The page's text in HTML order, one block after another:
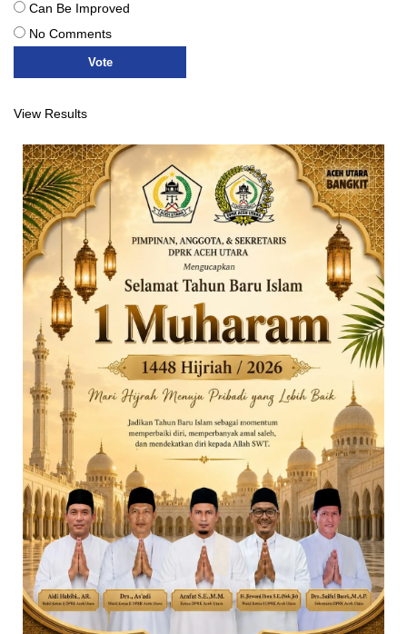
Can Be Improved
No Comments
View Results